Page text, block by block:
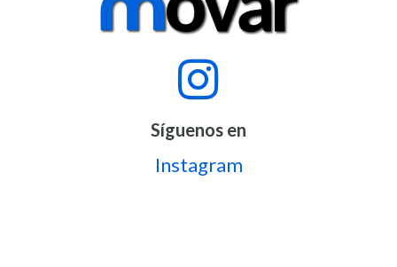
Síguenos en
Instagram